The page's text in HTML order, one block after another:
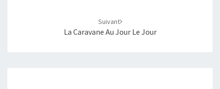
Suivant
La Caravane Au Jour Le Jour